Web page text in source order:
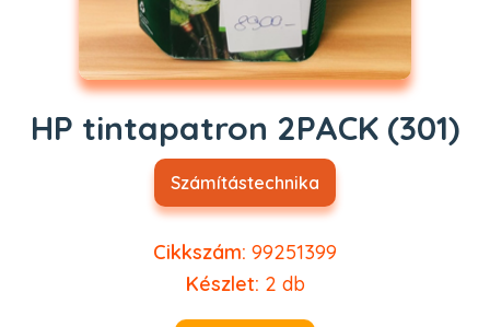
HP tintapatron 2PACK (301)
Számítástechnika
Cikkszám: 99251399
Készlet: 2 db